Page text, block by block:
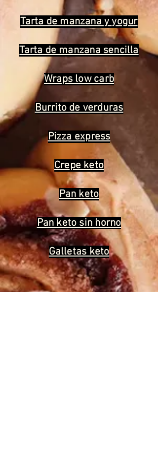
Tarta de manzana y yogur
Tarta de manzana sencilla
Wraps low carb
Burrito de verduras
Pizza express
Crepe keto
Pan keto
Pan keto sin horno
Galletas keto